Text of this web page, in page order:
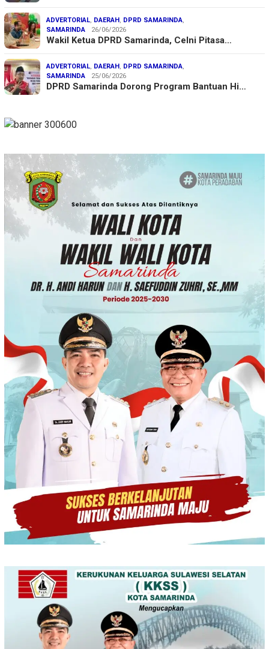
ADVERTORIAL, DAERAH, DPRD SAMARINDA,
SAMARINDA
26/06/2026
Wakil Ketua DPRD Samarinda, Celni Pitasa…
ADVERTORIAL, DAERAH, DPRD SAMARINDA,
SAMARINDA
25/06/2026
DPRD Samarinda Dorong Program Bantuan Hi…